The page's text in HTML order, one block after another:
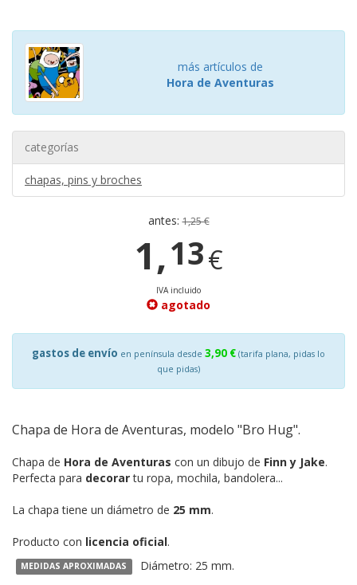
más artículos de
Hora de Aventuras
categorías
chapas, pins y broches
antes:1,25 €
1,13€
IVA incluido
agotado
gastos de envío en península desde 3,90 € (tarifa plana, pidas lo
que pidas)
Chapa de Hora de Aventuras, modelo "Bro Hug".
Chapa de Hora de Aventuras con un dibujo de Finn y Jake.
Perfecta para decorartu ropa, mochila, bandolera...
La chapa tiene un diámetro de 25 mm.
Producto con licencia oficial.
MEDIDAS APROXIMADAS Diámetro: 25 mm.